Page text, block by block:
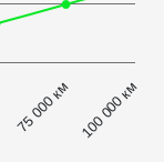
75 000 км 100 000 км